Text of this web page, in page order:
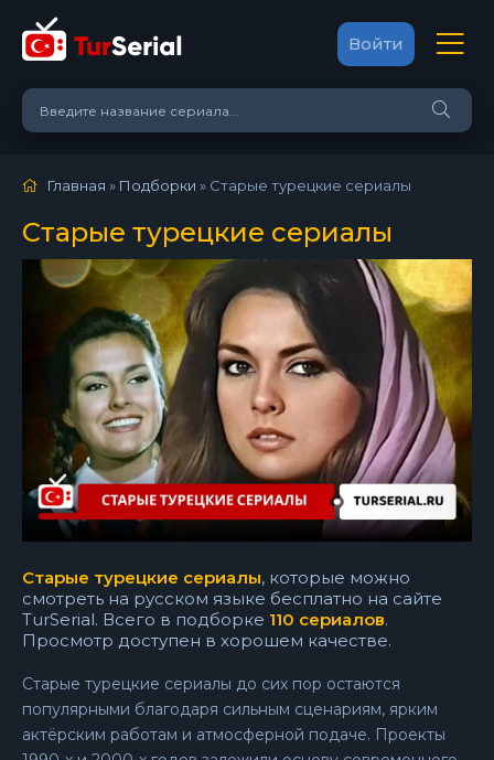
Войти
Главная » Подборки » Старые турецкие сериалы
Старые турецкие сериалы
Старые турецкие сериалы, которые можно
смотреть на русском языке бесплатно на сайте
TurSerial. Всего в подборке 110 сериалов.
Просмотр доступен в хорошем качестве.
Старые турецкие сериалы до сих пор остаются
популярными благодаря сильным сценариям, ярким
актёрским работам и атмосферной подаче. Проекты